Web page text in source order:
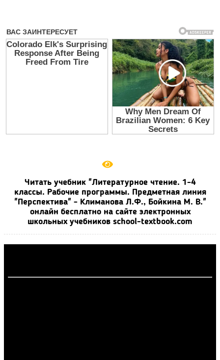
Читать учебник "Литературное чтение. 1-4
классы. Рабочие программы. Предметная линия
"Перспектива" - Климанова Л.Ф., Бойкина М. В."
онлайн бесплатно на сайте электронных
школьных учебников school-textbook.com